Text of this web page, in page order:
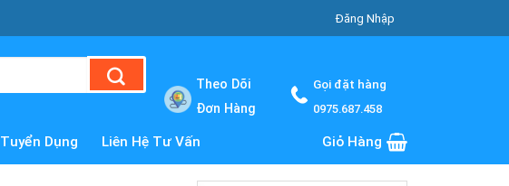
Đăng Nhập
Theo Dõi
Đơn Hàng
Gọi đặt hàng
0975.687.458
Tuyển Dụng Liên Hệ Tư Vấn Giỏ Hàng